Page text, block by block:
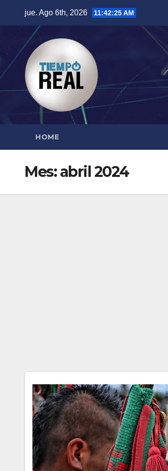
contenido
jue. Ago 6th, 2026 11:42:26 AM
HOME
Mes:abril 2024